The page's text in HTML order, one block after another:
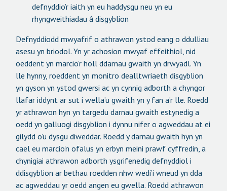
defnyddio’r iaith yn eu haddysgu neu yn eu
rhyngweithiadau â disgyblion
Defnyddiodd mwyafrif o athrawon ystod eang o ddulliau
asesu yn briodol. Yn yr achosion mwyaf effeithiol, nid
oeddent yn marcio’r holl ddarnau gwaith yn drwyadl. Yn
lle hynny, roeddent yn monitro dealltwriaeth disgyblion
yn gyson yn ystod gwersi ac yn cynnig adborth a chyngor
llafar iddynt ar sut i wella’u gwaith yn y fan a’r lle. Roedd
yr athrawon hyn yn targedu darnau gwaith estynedig a
oedd yn galluogi disgyblion i dynnu nifer o agweddau at ei
gilydd o’u dysgu diweddar. Roedd y darnau gwaith hyn yn
cael eu marcio’n ofalus yn erbyn meini prawf cyffredin, a
chynigiai athrawon adborth ysgrifenedig defnyddiol i
ddisgyblion ar bethau roedden nhw wedi’i wneud yn dda
ac agweddau yr oedd angen eu gwella. Roedd athrawon